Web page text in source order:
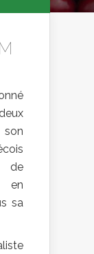
de
en
sa